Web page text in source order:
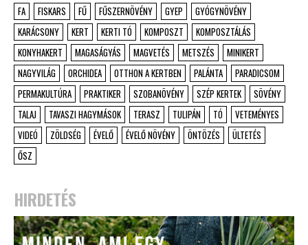
FA
FISKARS FŰ FŰSZERNÖVÉNY GYEP
GYÓGYNÖVÉNY
KARÁCSONY
KERT KERTI TÓ KOMPOSZT
KOMPOSZTÁLÁS
KONYHAKERT
MAGASÁGYÁS MAGVETÉS METSZÉS
MINIKERT
NAGYVILÁG
ORCHIDEA OTTHON A KERTBEN PALÁNTA
PARADICSOM
PERMAKULTÚRA
PRAKTIKER SZOBANÖVÉNY SZÉP KERTEK
SÖVÉNY
TALAJ
TAVASZI HAGYMÁSOK TERASZ TULIPÁN TÓ
VETEMÉNYES
VIDEÓ
ZÖLDSÉG ÉVELŐ ÉVELŐ NÖVÉNY ÖNTÖZÉS
ÜLTETÉS
ŐSZ
HIRDETÉS